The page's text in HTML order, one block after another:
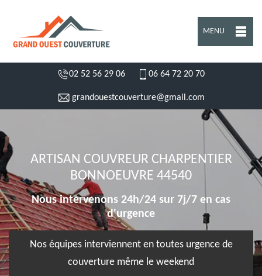
MENU
02 52 56 29 06 06 64 72 20 70
grandouestcouverture@gmail.com
ARTISAN COUVREUR CHARPENTIER
BONNOEUVRE 44540
Nous intervenons 24h/24 sur 7j/7 en cas
d'urgence
Nos équipes interviennent en toutes urgence de
couverture même le weekend